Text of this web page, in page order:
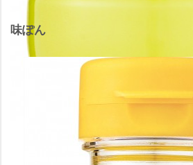
味ぽん